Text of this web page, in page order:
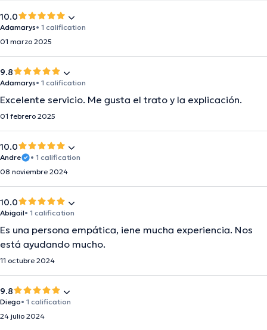
10.0
Adamarys• 1 calification
01 marzo 2025
9.8
Adamarys• 1 calification
Excelente servicio. Me gusta el trato y la explicación.
01 febrero 2025
10.0
Andre
• 1 calification
08 noviembre 2024
10.0
Abigail• 1 calification
Es una persona empática, iene mucha experiencia. Nos
está ayudando mucho.
11 octubre 2024
9.8
Diego• 1 calification
24 julio 2024